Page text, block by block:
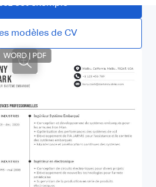
cet exemple
modèles de CV